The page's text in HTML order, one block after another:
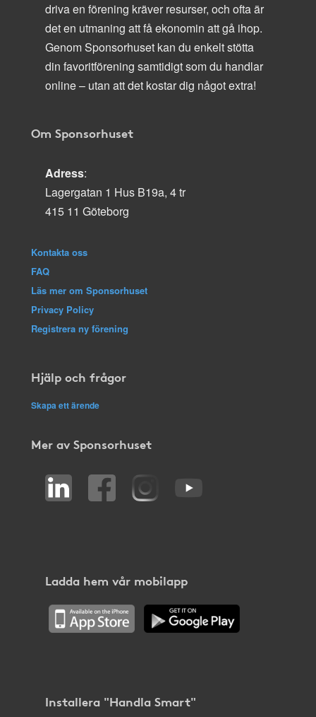
driva en förening kräver resurser, och ofta är
det en utmaning att få ekonomin att gå ihop.
Genom Sponsorhuset kan du enkelt stötta
din favoritförening samtidigt som du handlar
online – utan att det kostar dig något extra!
Om Sponsorhuset
Adress:
Lagergatan 1 Hus B19a, 4 tr
415 11 Göteborg
Kontakta oss
FAQ
Läs mer om Sponsorhuset
Privacy Policy
Registrera ny förening
Hjälp och frågor
Skapa ett ärende
Mer av Sponsorhuset
Ladda hem vår mobilapp
Installera "Handla Smart"